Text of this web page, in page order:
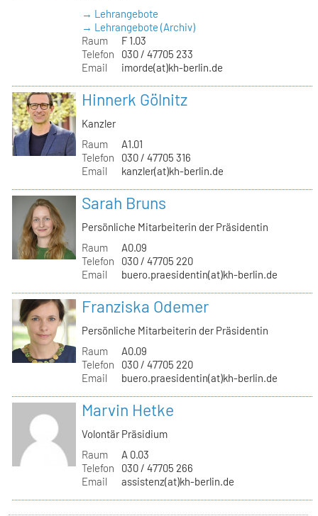
→ Lehrangebote
→ Lehrangebote (Archiv)
Raum
F 1.03
Telefon
030 / 47705 233
Email
imorde(at)kh-berlin.de
Hinnerk Gölnitz
Kanzler
Raum
A1.01
Telefon
030 / 47705 316
Email
kanzler(at)kh-berlin.de
Sarah Bruns
Persönliche Mitarbeiterin der Präsidentin
Raum
A0.09
Telefon
030 / 47705 220
Email
buero.praesidentin(at)kh-berlin.de
Franziska Odemer
Persönliche Mitarbeiterin der Präsidentin
Raum
A0.09
Telefon
030 / 47705 220
Email
buero.praesidentin(at)kh-berlin.de
Marvin Hetke
Volontär Präsidium
Raum
A 0.03
Telefon
030 / 47705 266
Email
assistenz(at)kh-berlin.de